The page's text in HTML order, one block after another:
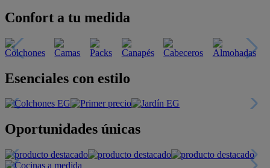
Confort a tu medida
Esenciales con estilo
Oportunidades únicas